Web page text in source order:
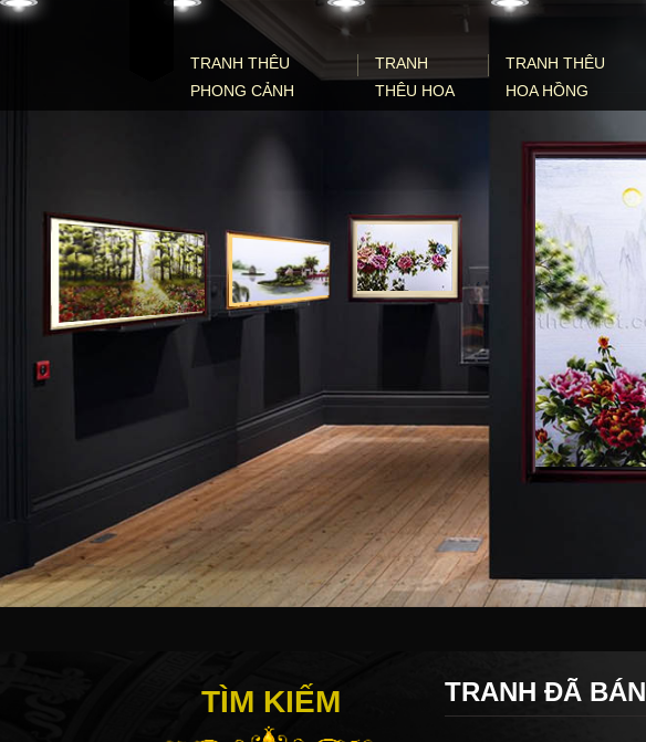
Skip to content
TRANH THÊU
PHONG CẢNH
TRANH
THÊU HOA
TRANH THÊU
HOA HỒNG
TÌM KIẾM TRANH ĐÃ BÁN